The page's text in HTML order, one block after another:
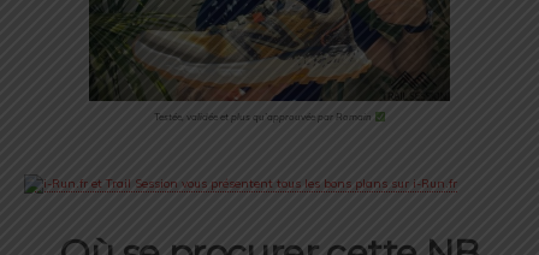
Testée, validée et plus qu’approuvée par Romain